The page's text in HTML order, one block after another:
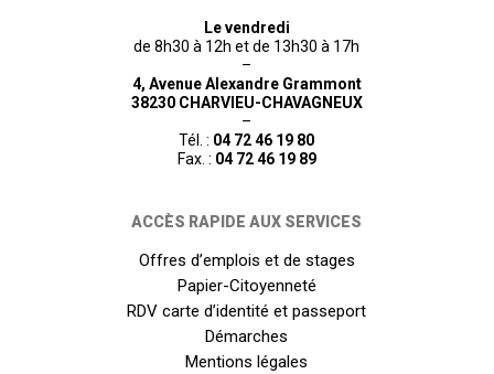
Le vendredi
de 8h30 à 12h et de 13h30 à 17h
–
4, Avenue Alexandre Grammont
38230 CHARVIEU-CHAVAGNEUX
–
Tél. : 04 72 46 19 80
Fax. : 04 72 46 19 89
ACCÈS RAPIDE AUX SERVICES
Offres d’emplois et de stages
Papier-Citoyenneté
RDV carte d’identité et passeport
Démarches
Mentions légales